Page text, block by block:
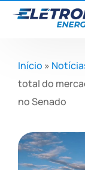
Início »
total do
no Senado